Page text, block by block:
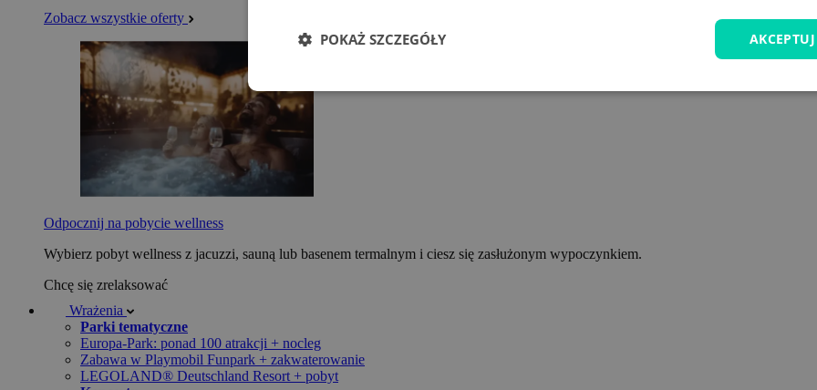
Zobacz wszystkie oferty
Odpocznij na pobycie wellness
Wybierz pobyt wellness z jacuzzi, sauną lub basenem termalnym i ciesz się zasłużonym wypoczynkiem.
Chcę się zrelaksować
Wrażenia
Parki tematyczne
Europa-Park: ponad 100 atrakcji + nocleg
Zabawa w Playmobil Funpark + zakwaterowanie
LEGOLAND® Deutschland Resort + pobyt
POKAŻ SZCZEGÓŁY